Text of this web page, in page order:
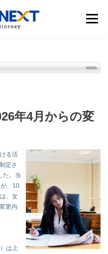
メニュ
合わせ
年4月からの変
る活
定さ
た。当
、10
、女
更内
は上